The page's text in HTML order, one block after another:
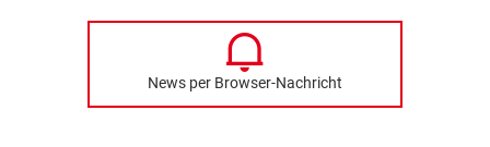
News per Browser-Nachricht